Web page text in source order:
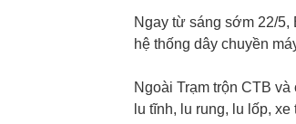
Ngay từ sáng sớm 22/5,
hệ thống dây chuyền
Ngoài Trạm trộn CTB
lu tĩnh, lu rung, lu lốp,